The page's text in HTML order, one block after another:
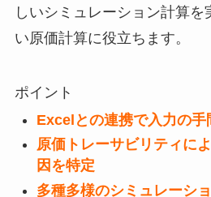
しいシミュレーション計算
い原価計算に役立ちます。
ポイント
Excelとの連携で入力の手
原価トレーサビリティに
因を特定
多種多様のシミュレーシ